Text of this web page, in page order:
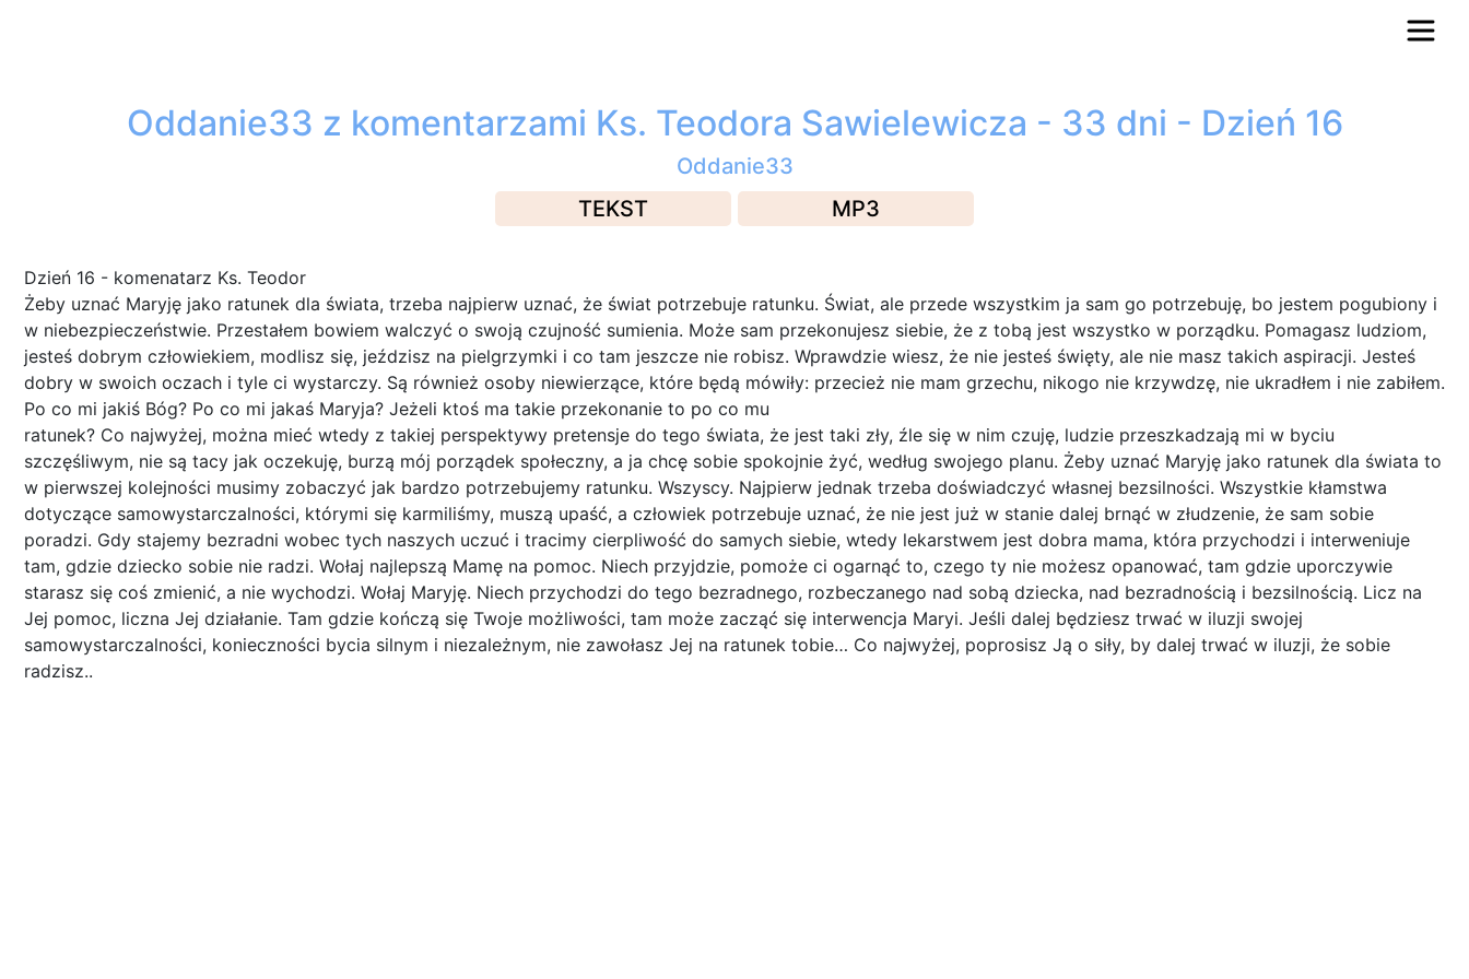
Oddanie33 z komentarzami Ks. Teodora Sawielewicza - 33 dni - Dzień 16
Oddanie33
TEKST
MP3
Dzień 16 - komenatarz Ks. Teodor
Żeby uznać Maryję jako ratunek dla świata, trzeba najpierw uznać, że świat potrzebuje ratunku. Świat, ale przede wszystkim ja sam go potrzebuję, bo jestem pogubiony i
w niebezpieczeństwie. Przestałem bowiem walczyć o swoją czujność sumienia. Może sam przekonujesz siebie, że z tobą jest wszystko w porządku. Pomagasz ludziom,
jesteś dobrym człowiekiem, modlisz się, jeździsz na pielgrzymki i co tam jeszcze nie robisz. Wprawdzie wiesz, że nie jesteś święty, ale nie masz takich aspiracji. Jesteś
dobry w swoich oczach i tyle ci wystarczy. Są również osoby niewierzące, które będą mówiły: przecież nie mam grzechu, nikogo nie krzywdzę, nie ukradłem i nie zabiłem.
Po co mi jakiś Bóg? Po co mi jakaś Maryja? Jeżeli ktoś ma takie przekonanie to po co mu
ratunek? Co najwyżej, można mieć wtedy z takiej perspektywy pretensje do tego świata, że jest taki zły, źle się w nim czuję, ludzie przeszkadzają mi w byciu
szczęśliwym, nie są tacy jak oczekuję, burzą mój porządek społeczny, a ja chcę sobie spokojnie żyć, według swojego planu. Żeby uznać Maryję jako ratunek dla świata to
w pierwszej kolejności musimy zobaczyć jak bardzo potrzebujemy ratunku. Wszyscy. Najpierw jednak trzeba doświadczyć własnej bezsilności. Wszystkie kłamstwa
dotyczące samowystarczalności, którymi się karmiliśmy, muszą upaść, a człowiek potrzebuje uznać, że nie jest już w stanie dalej brnąć w złudzenie, że sam sobie
poradzi. Gdy stajemy bezradni wobec tych naszych uczuć i tracimy cierpliwość do samych siebie, wtedy lekarstwem jest dobra mama, która przychodzi i interweniuje
tam, gdzie dziecko sobie nie radzi. Wołaj najlepszą Mamę na pomoc. Niech przyjdzie, pomoże ci ogarnąć to, czego ty nie możesz opanować, tam gdzie uporczywie
starasz się coś zmienić, a nie wychodzi. Wołaj Maryję. Niech przychodzi do tego bezradnego, rozbeczanego nad sobą dziecka, nad bezradnością i bezsilnością. Licz na
Jej pomoc, liczna Jej działanie. Tam gdzie kończą się Twoje możliwości, tam może zacząć się interwencja Maryi. Jeśli dalej będziesz trwać w iluzji swojej
samowystarczalności, konieczności bycia silnym i niezależnym, nie zawołasz Jej na ratunek tobie… Co najwyżej, poprosisz Ją o siły, by dalej trwać w iluzji, że sobie
radzisz..